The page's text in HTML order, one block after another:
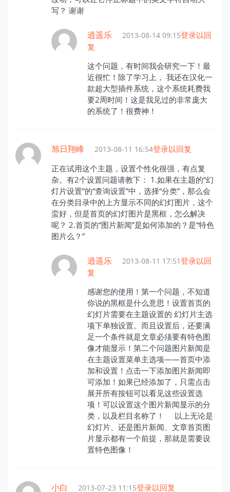
写？ 谢谢
逍遥乐 2013-08-14 09:15登录以回
复
这个问题，有时间我会研究一下！最
近很忙！除了学习上， 我还在汉化一
款超大型插件系统，这个系统耗费我
要2周时间！这是我见过的非常庞大
的系统了！很费神！
旭日翔峰 2013-08-11 16:54登录以回复
正在试用这个主题，设置个性化很强，有点复
杂。有2个设置问题请教下： 1.如果在主题的“幻
灯片设置”的“查询设置”中，选择“分类”，那么会
在分类目录中的上方显示不同的幻灯图片，这个
蛮好，但是首页的幻灯图片是黑框，怎么解决
呢？ 2.首页的“图片新闻”是如何添加的？是“特色
图片么？”
逍遥乐 2013-08-11 17:51登录以回
复
感谢您的使用！第一个问题，不知道
你说的黑框是什么意思！设置首页的
幻灯片需要在主题设置的 幻灯片主选
项下单独设置。而且设置后，还要满
足一个条件就是文章必须要有特色图
像才能显示！第二个问题图片新闻是
在主题设置菜单主选项——首页中添
加和设置！点击一下添加图片新闻即
可添加！如果已经添加了，只需点击
展开所有按钮可以看见这些设置选
项！可以设置这个图片新闻显示的分
类，以及栏目名称了！ 以上无论是
幻灯片、还是图片新闻、文章首页图
片显示都有一个前提，那就是需要设
置特色图像！
小白 2013-07-23 11:15登录以回复